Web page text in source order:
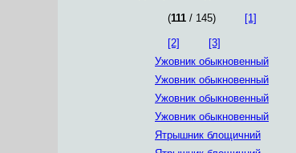
(111 / 145) [1]
[2]
[3]
Ужовник обыкновенный
Ужовник обыкновенный
Ужовник обыкновенный
Ужовник обыкновенный
Ятрышник блощичний